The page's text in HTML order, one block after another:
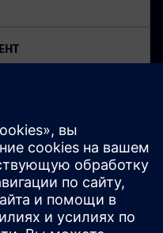
кремния
ARM
пользователей
программа
широкого круга
обработки